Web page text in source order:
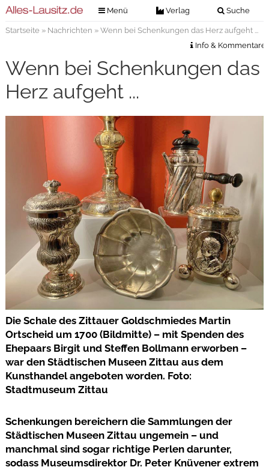
Menü Verlag Suche
Verlag
Kontakt
Impressum
Nachrichten
Anzeigenannahme
Anzeigensuche
Digitale Ausgaben
Startseite» Nachrichten » Wenn bei Schenkungen das Herz aufgeht ...
Info & Kommentare
Wenn bei Schenkungen das
Herz aufgeht ...
Die Schale des Zittauer Goldschmiedes Martin
Ortscheid um 1700 (Bildmitte) – mit Spenden des
Ehepaars Birgit und Steffen Bollmann erworben –
war den Städtischen Museen Zittau aus dem
Kunsthandel angeboten worden. Foto:
Stadtmuseum Zittau
Schenkungen bereichern die Sammlungen der
Städtischen Museen Zittau ungemein – und
manchmal sind sogar richtige Perlen darunter,
sodass Museumsdirektor Dr. Peter Knüvener extrem